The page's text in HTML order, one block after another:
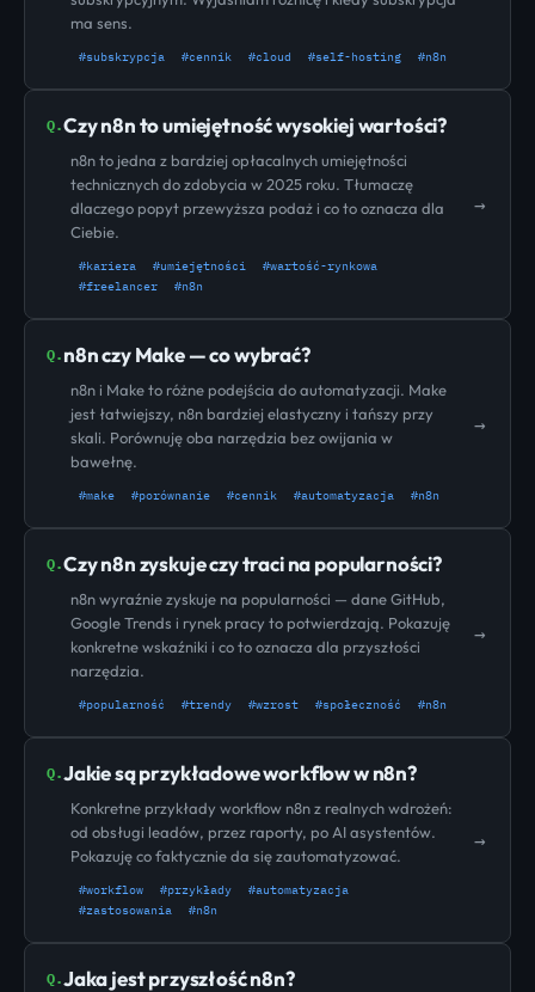
ma sens.
#subskrypcja #cennik #cloud #self-hosting #n8n
Q.Czy n8n to umiejętność wysokiej wartości?
n8n to jedna z bardziej opłacalnych umiejętności
technicznych do zdobycia w 2025 roku. Tłumaczę
dlaczego popyt przewyższa podaż i co to oznacza dla
Ciebie.
#kariera #umiejętności
#wartość-rynkowa
#freelancer
#n8n
→
Q. n8n czy Make — co wybrać?
n8n i Make to różne podejścia do automatyzacji. Make
jest łatwiejszy, n8n bardziej elastyczny i tańszy przy
skali. Porównuję oba narzędzia bez owijania w
bawełnę.
#make #porównanie #cennik #automatyzacja #n8n
→
Q.Czy n8n zyskuje czy traci na popularności?
n8n wyraźnie zyskuje na popularności — dane GitHub,
Google Trends i rynek pracy to potwierdzają. Pokazuję
konkretne wskaźniki i co to oznacza dla przyszłości
narzędzia.
#popularność #trendy #wzrost #społeczność #n8n
→
Q.Jakie są przykładowe workflow w n8n?
Konkretne przykłady workflow n8n z realnych wdrożeń:
od obsługi leadów, przez raporty, po AI asystentów.
Pokazuję co faktycznie da się zautomatyzować.
#workflow #przykłady
#automatyzacja
#zastosowania
#n8n
→
Q.Jaka jest przyszłość n8n?